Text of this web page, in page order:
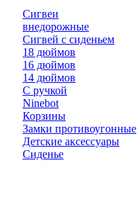
Сигвеи
внедорожные
Сигвей с сиденьем
18 дюймов
16 дюймов
14 дюймов
С ручкой
Ninebot
Корзины
Замки противоугонные
Детские аксессуары
Сиденье